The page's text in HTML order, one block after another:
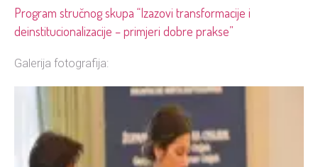
Program stručnog skupa “Izazovi transformacije i
deinstitucionalizacije – primjeri dobre prakse”
Galerija fotografija: